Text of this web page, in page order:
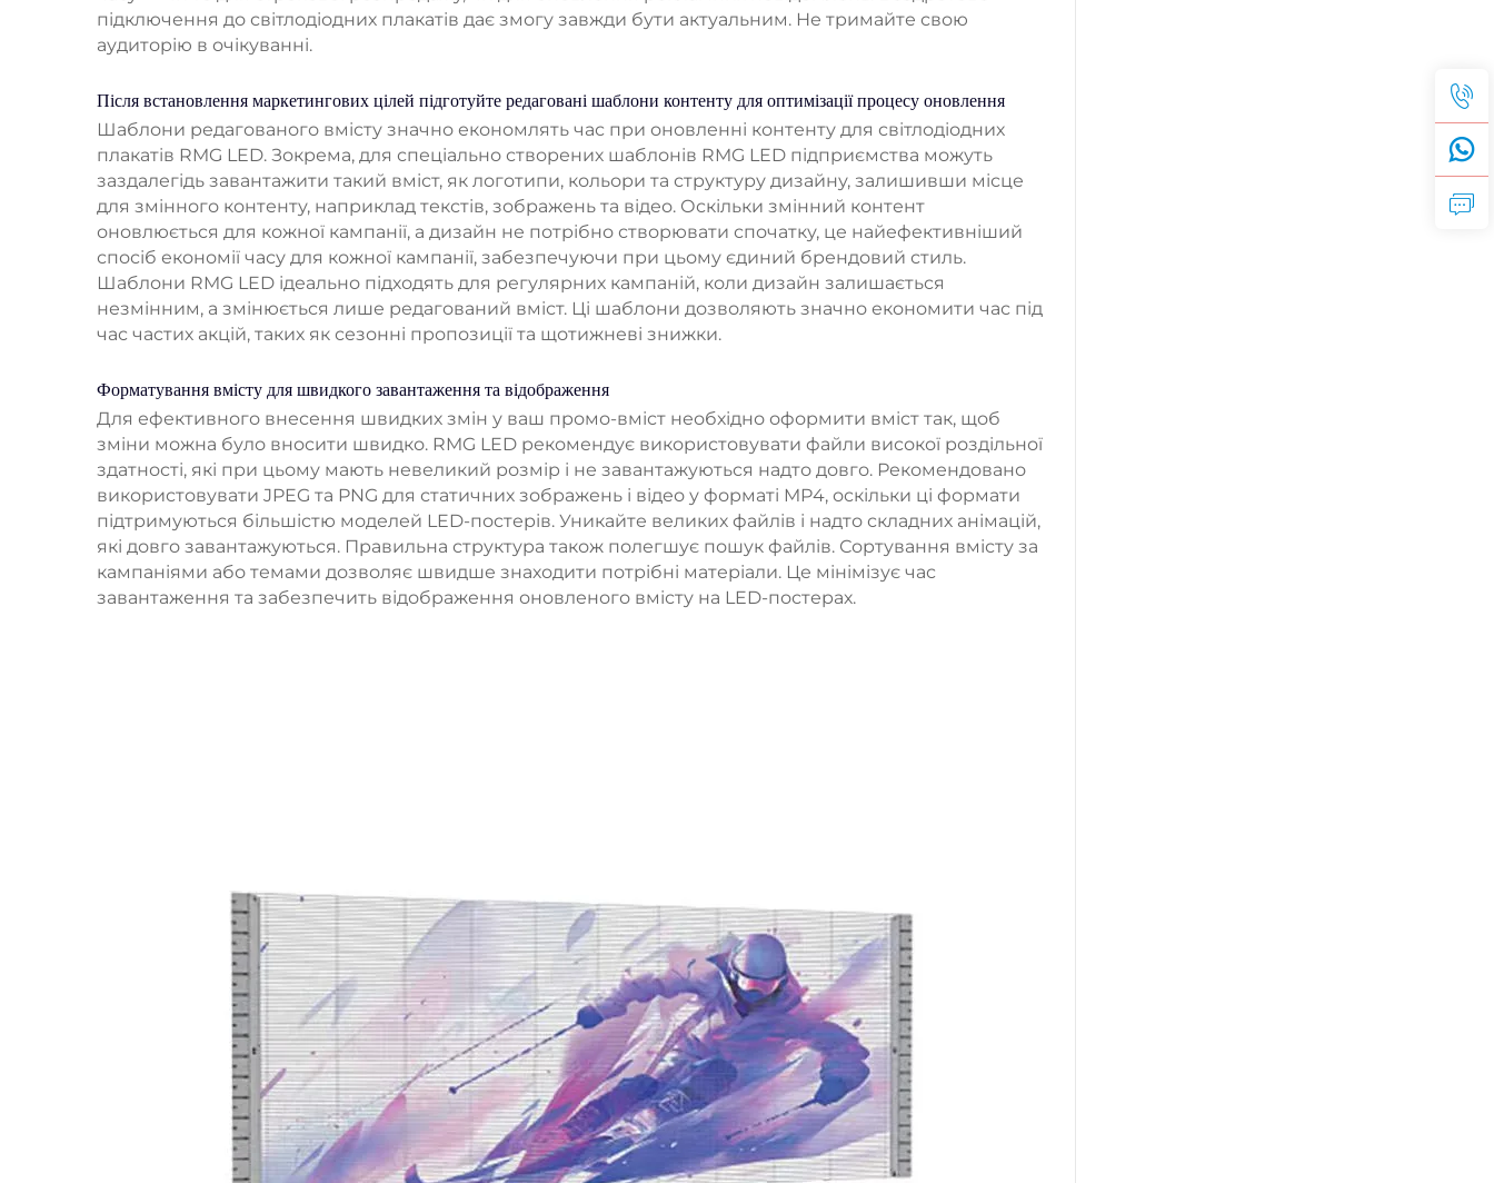
підключення до світлодіодних плакатів дає змогу завжди бути актуальним. Не тримайте свою
аудиторію в очікуванні.
Після встановлення маркетингових цілей підготуйте редаговані шаблони контенту для оптимізації процесу оновлення
Шаблони редагованого вмісту значно економлять час при оновленні контенту для світлодіодних
плакатів RMG LED. Зокрема, для спеціально створених шаблонів RMG LED підприємства можуть
заздалегідь завантажити такий вміст, як логотипи, кольори та структуру дизайну, залишивши місце
для змінного контенту, наприклад текстів, зображень та відео. Оскільки змінний контент
оновлюється для кожної кампанії, а дизайн не потрібно створювати спочатку, це найефективніший
спосіб економії часу для кожної кампанії, забезпечуючи при цьому єдиний брендовий стиль.
Шаблони RMG LED ідеально підходять для регулярних кампаній, коли дизайн залишається
незмінним, а змінюється лише редагований вміст. Ці шаблони дозволяють значно економити час під
час частих акцій, таких як сезонні пропозиції та щотижневі знижки.
Форматування вмісту для швидкого завантаження та відображення
Для ефективного внесення швидких змін у ваш промо-вміст необхідно оформити вміст так, щоб
зміни можна було вносити швидко. RMG LED рекомендує використовувати файли високої роздільної
здатності, які при цьому мають невеликий розмір і не завантажуються надто довго. Рекомендовано
використовувати JPEG та PNG для статичних зображень і відео у форматі MP4, оскільки ці формати
підтримуються більшістю моделей LED-постерів. Уникайте великих файлів і надто складних анімацій,
які довго завантажуються. Правильна структура також полегшує пошук файлів. Сортування вмісту за
кампаніями або темами дозволяє швидше знаходити потрібні матеріали. Це мінімізує час
завантаження та забезпечить відображення оновленого вмісту на LED-постерах.